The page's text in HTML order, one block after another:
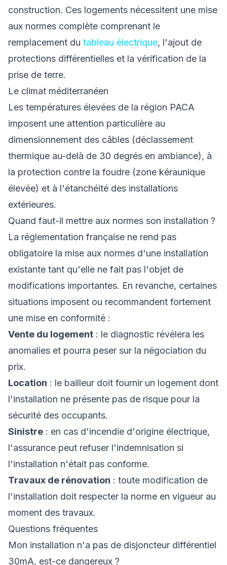
construction. Ces logements nécessitent une mise
aux normes complète comprenant le
remplacement du tableau électrique, l'ajout de
protections différentielles et la vérification de la
prise de terre.
Le climat méditerranéen
Les températures élevées de la région PACA
imposent une attention particulière au
dimensionnement des câbles (déclassement
thermique au-delà de 30 degrés en ambiance), à
la protection contre la foudre (zone kéraunique
élevée) et à l'étanchéité des installations
extérieures.
Quand faut-il mettre aux normes son installation ?
La réglementation française ne rend pas
obligatoire la mise aux normes d'une installation
existante tant qu'elle ne fait pas l'objet de
modifications importantes. En revanche, certaines
situations imposent ou recommandent fortement
une mise en conformité :
Vente du logement : le diagnostic révélera les
anomalies et pourra peser sur la négociation du
prix.
Location : le bailleur doit fournir un logement dont
l'installation ne présente pas de risque pour la
sécurité des occupants.
Sinistre : en cas d'incendie d'origine électrique,
l'assurance peut refuser l'indemnisation si
l'installation n'était pas conforme.
Travaux de rénovation : toute modification de
l'installation doit respecter la norme en vigueur au
moment des travaux.
Questions fréquentes
Mon installation n'a pas de disjoncteur différentiel
30mA, est-ce dangereux ?